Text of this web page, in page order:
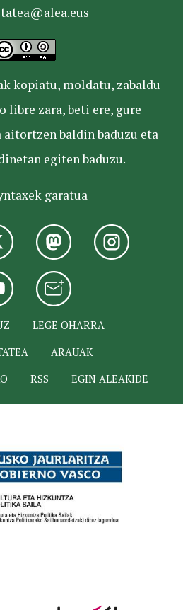
kopiatu, moldatu, zabaldu
libre zara, beti ere, gure
baldin baduzu eta
egiten baduzu.
garatua
LEGE OHARRA
ARAUAK
RSS EGIN ALEAKIDE